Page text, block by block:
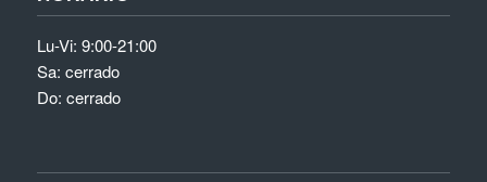
Lu-Vi: 9:00-21:00
Sa: cerrado
Do: cerrado